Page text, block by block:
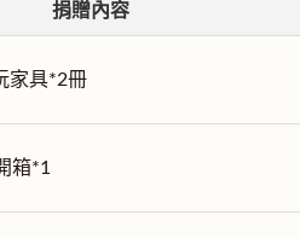
捐贈內容
家具*2冊
箱*1